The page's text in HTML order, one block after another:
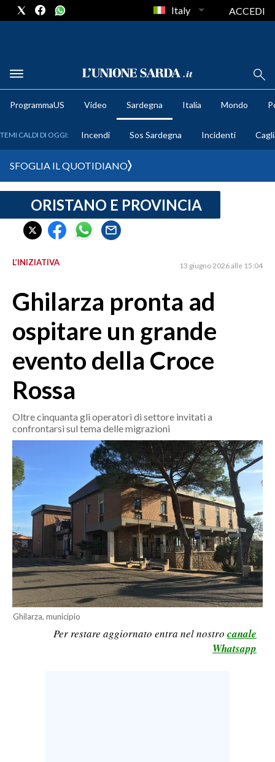
METEO
CRONACA SARDEGNA
CAGLIARI
SULCIS IGLESIENTE
ORISTANO E PROVINCIA
GALLURA
NUORO E PROVINCIA
OGLIASTRA
AGENDA
CRONACA
ITALIA
MONDO
POLITICA
ECONOMIA
SERVIZI ALLE IMPRESE
LAVORO
BANDI
SPORT IN SARDEGNA
Italy ACCEDI
ProgrammaUS Video Sardegna Italia Mondo
TEMI CALDI DI OGGI: Incendi Sos Sardegna Incidenti
SFOGLIA IL QUOTIDIANO
ORISTANO E PROVINCIA
L’INIZIATIVA 13 giugno 2026 alle 15:04
Ghilarza pronta ad
ospitare un grande
evento della Croce
Rossa
Oltre cinquanta gli operatori di settore invitati a
confrontarsi sul tema delle migrazioni
Ghilarza, municipio
Per restare aggiornato entra nel nostro canale
Whatsapp